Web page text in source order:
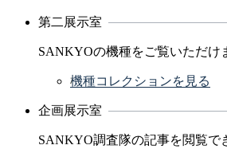
第二展示室
SANKYOの機種をご覧いただけ
機種コレクションを見る
企画展示室
SANKYO調査隊の記事を閲覧で